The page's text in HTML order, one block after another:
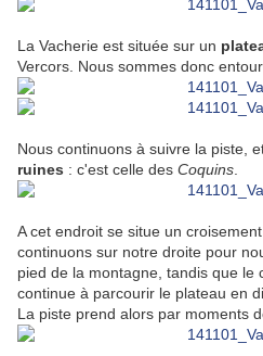
La Vacherie est située sur un
Vercors. Nous sommes donc
Nous continuons à suivre la piste,
ruines : c'est celle des Coquins
A cet endroit se situe un
continuons sur notre droite pour
pied de la montagne, tandis que le
continue à parcourir le plateau en
La piste prend alors par moments